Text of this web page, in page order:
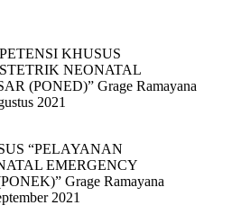
KHUSUS
NEONATAL
(PONED)” Grage Ramayana
2021
“PELAYANAN
EMERGENCY
Grage Ramayana
2021